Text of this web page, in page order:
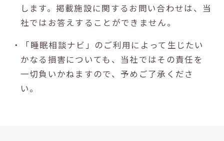
します。掲載施設に関するお問い合わせは、当
社ではお答えすることができません。
・「睡眠相談ナビ」のご利用によって生じたい
かなる損害についても、当社ではその責任を
一切負いかねますので、予めご了承くださ
い。